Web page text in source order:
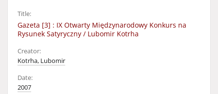
Title:
Gazeta [3] : IX Otwarty Międzynarodowy Konkurs na
Rysunek Satyryczny / Lubomir Kotrha
Creator:
Kotrha, Lubomir
Date:
2007